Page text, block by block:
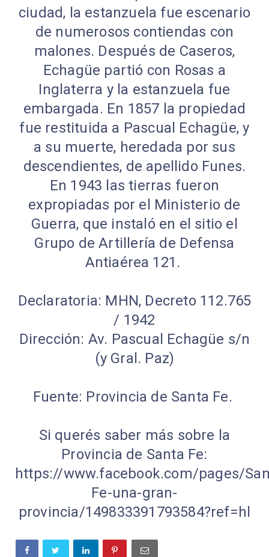
ciudad, la estanzuela fue escenario
de numerosos contiendas con
malones. Después de Caseros,
Echagüe partió con Rosas a
Inglaterra y la estanzuela fue
embargada. En 1857 la propiedad
fue restituida a Pascual Echagüe, y
a su muerte, heredada por sus
descendientes, de apellido Funes.
En 1943 las tierras fueron
expropiadas por el Ministerio de
Guerra, que instaló en el sitio el
Grupo de Artillería de Defensa
Antiaérea 121.
Declaratoria: MHN, Decreto 112.765
/ 1942
Dirección: Av. Pascual Echagüe s/n
(y Gral. Paz)
Fuente: Provincia de Santa Fe.
Si querés saber más sobre la
Provincia de Santa Fe:
https://www.facebook.com/pages/
Fe-una-gran-
provincia/149833391793584?ref=hl